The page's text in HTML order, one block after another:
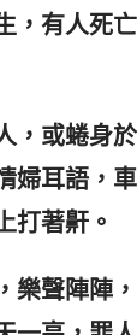
，有人死
，或蜷身
婦耳語，
打著鼾。
樂聲陣陣